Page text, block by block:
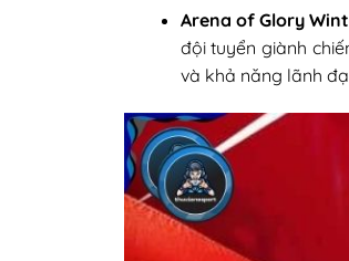
Arena of Glory
đội tuyển giành
và khả năng lãnh